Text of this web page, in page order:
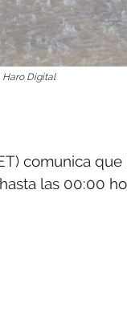
Haro Digital
comunica
las 00:00